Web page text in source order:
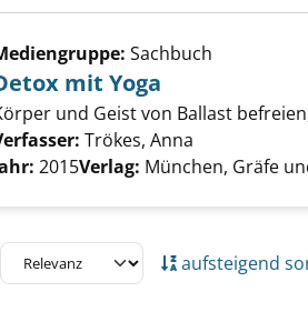
Details von Detox mit Yoga
Sachbuch
mit Yoga
und Geist von Ballast
Trökes, Anna
2015Verlag: München, Gräfe
springen aufsteigend